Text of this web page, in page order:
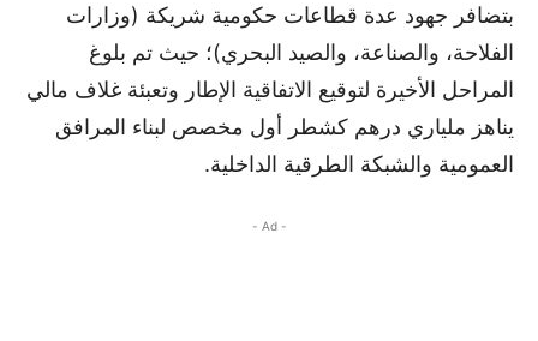
بتضافر جهود عدة قطاعات حكومية شريكة (وزارات
الفلاحة، والصناعة، والصيد البحري)؛ حيث تم بلوغ
المراحل الأخيرة لتوقيع الاتفاقية الإطار وتعبئة غلاف مالي
يناهز ملياري درهم كشطر أول مخصص لبناء المرافق
العمومية والشبكة الطرقية الداخلية.
- Ad -